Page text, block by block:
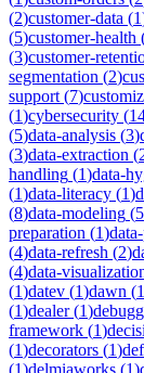
(2)customer-data (1
(5)customer-health
(3)customer-
segmentation (2)
support (7)
(1)cybersecurity (
(5)data-analysis (3)
(3)data-extraction (
handling (1)data-
(1)data-literacy (1)
(8)data-modeling (5
preparation (1)
(4)data-refresh (2)
(4)data-
(1)datev (1)dawn (1
(1)dealer(1)
framework (1)
(1)decorators (1)
(1)delmiaworks (1)